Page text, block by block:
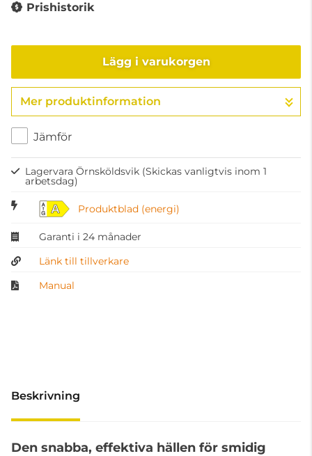
Prishistorik
Lägg i varukorgen
Gå till kassan
Mer produktinformation
Jämför
Lagervara Örnsköldsvik (Skickas vanligtvis inom 1
arbetsdag)
A Produktblad (energi)
Garanti i 24 månader
Länk till tillverkare
Manual
Beskrivning
Den snabba, effektiva hällen för smidig